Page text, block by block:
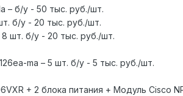
– б/у - 50 тыс. руб./шт.
б/у - 20 тыс. руб./шт.
шт. б/у - 20 тыс. руб./шт.
ma – 5 шт. б/у - 5 тыс. руб./шт.
+ 2 блока питания + Модуль Cisco